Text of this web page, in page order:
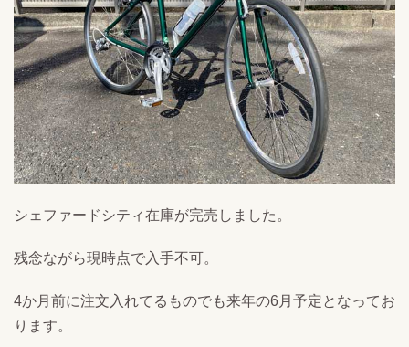
シェファードシティ在庫が完売しました。
残念ながら現時点で入手不可。
4か月前に注文入れてるものでも来年の6月予定となってお
ります。